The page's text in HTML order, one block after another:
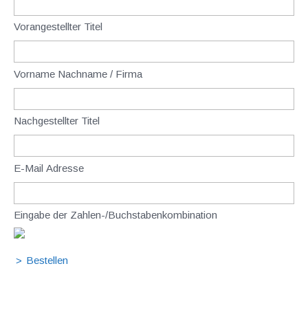
Vorangestellter Titel
Vorname Nachname / Firma
Nachgestellter Titel
E-Mail Adresse
Eingabe der Zahlen-/Buchstabenkombination